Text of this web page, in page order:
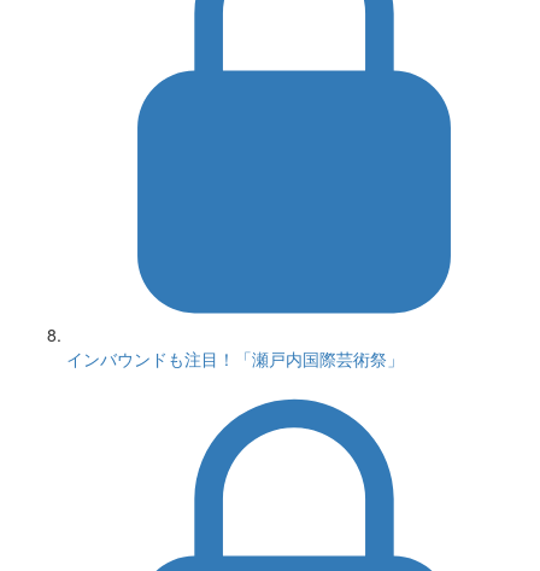
インバウンドも注目！「瀬戸内国際芸術祭」